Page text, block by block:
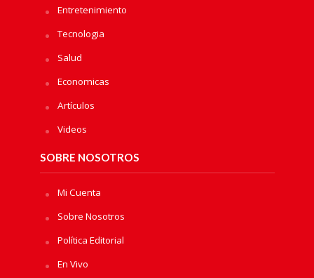
Entretenimiento
Tecnologia
Salud
Economicas
Artículos
Videos
SOBRE NOSOTROS
Mi Cuenta
Sobre Nosotros
Política Editorial
En Vivo